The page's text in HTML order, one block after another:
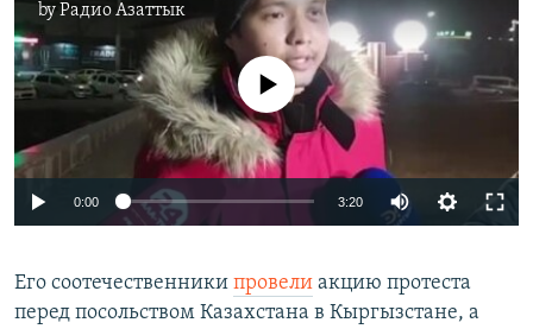
byРадио Азаттык
Auto 240p 360p 480p
No media source currently available
0:00 3:20
360p
480p
Его соотечественники провели акцию протеста
перед посольством Казахстана в Кыргызстане, а